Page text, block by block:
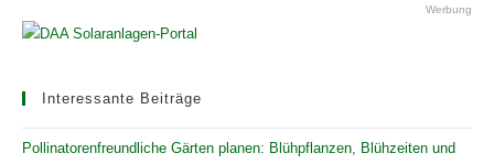
Werbung
Interessante Beiträge
Pollinatorenfreundliche Gärten planen: Blühpflanzen, Blühzeiten und